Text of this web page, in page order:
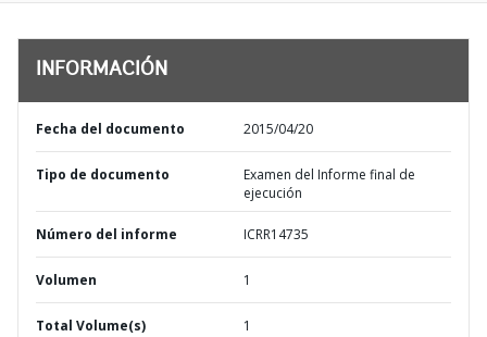
INFORMACIÓN
Fecha del documento 2015/04/20
Tipo de documento
Examen del Informe final de
ejecución
Número del informe ICRR14735
Volumen 1
Total Volume(s) 1